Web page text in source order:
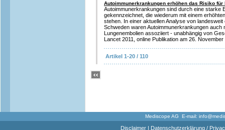
Autoimmunerkrankungen erhöhen das Risiko für
Autoimmunerkrankungen sind durch eine starke
gekennzeichnet, die wiederum mit einem
stehen. In einer aktuellen Analyse von
Schweden waren Autoimmunerkrankungen auch
Lungenembolien assoziiert - unabhängig von
Lancet 2011, online Publikation am 26. November
Artikel 1-20 / 110
Mediscope AG E-mail:
Disclaimer| Datenschutzerklärung /